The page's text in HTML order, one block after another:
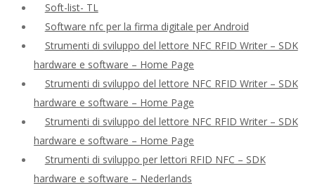
Soft-list- TL
Software nfc per la firma digitale per Android
Strumenti di sviluppo del lettore NFC RFID Writer – SDK
hardware e software – Home Page
Strumenti di sviluppo del lettore NFC RFID Writer – SDK
hardware e software – Home Page
Strumenti di sviluppo del lettore NFC RFID Writer – SDK
hardware e software – Home Page
Strumenti di sviluppo per lettori RFID NFC – SDK
hardware e software – Nederlands